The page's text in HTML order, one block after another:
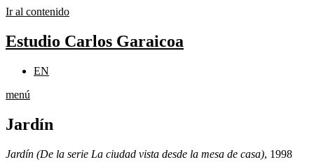
Ir al contenido
Estudio Carlos Garaicoa
EN
menú
Jardín
Jardín (De la serie La ciudad vista desde la mesa de casa), 1998